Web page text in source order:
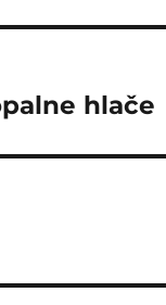
hlače